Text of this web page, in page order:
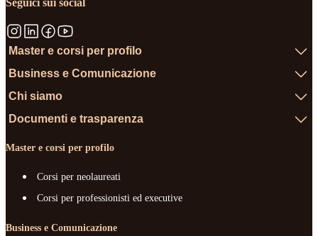
Master e corsi per profilo
Business e Comunicazione
Chi siamo
Documenti e trasparenza
Master e corsi per profilo
Corsi per neolaureati
Corsi per professionisti ed executive
Business e Comunicazione